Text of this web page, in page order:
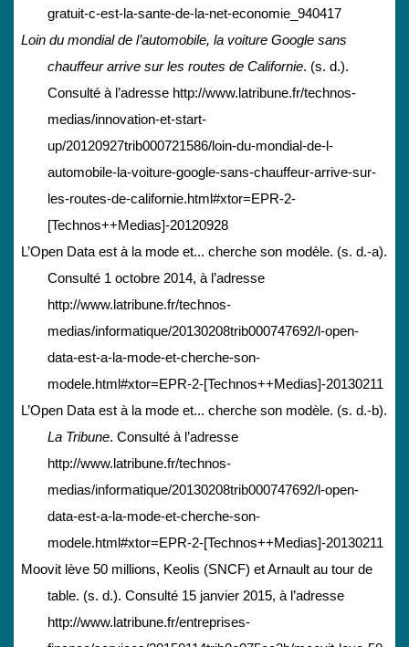
gratuit-c-est-la-sante-de-la-net-economie_940417
Loin du mondial de l’automobile, la voiture Google sans
chauffeur arrive sur les routes de Californie. (s. d.).
Consulté à l’adresse http://www.latribune.fr/technos-
medias/innovation-et-start-
up/20120927trib000721586/loin-du-mondial-de-l-
automobile-la-voiture-google-sans-chauffeur-arrive-sur-
les-routes-de-californie.html#xtor=EPR-2-
[Technos++Medias]-20120928
L’Open Data est à la mode et... cherche son modèle. (s. d.-a).
Consulté 1 octobre 2014, à l’adresse
http://www.latribune.fr/technos-
medias/informatique/20130208trib000747692/l-open-
data-est-a-la-mode-et-cherche-son-
modele.html#xtor=EPR-2-[Technos++Medias]-20130211
L’Open Data est à la mode et... cherche son modèle. (s. d.-b).
La Tribune. Consulté à l’adresse
http://www.latribune.fr/technos-
medias/informatique/20130208trib000747692/l-open-
data-est-a-la-mode-et-cherche-son-
modele.html#xtor=EPR-2-[Technos++Medias]-20130211
Moovit lève 50 millions, Keolis (SNCF) et Arnault au tour de
table. (s. d.). Consulté 15 janvier 2015, à l’adresse
http://www.latribune.fr/entreprises-